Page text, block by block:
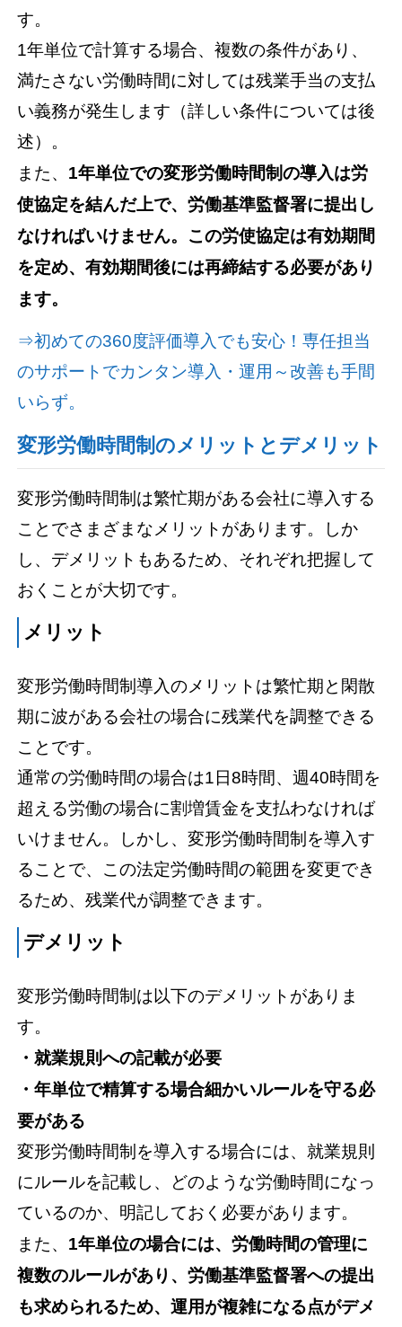
す。
1年単位で計算する場合、複数の条件があり、
満たさない労働時間に対しては残業手当の支払
い義務が発生します（詳しい条件については後
述）。
また、 1年単位での変形労働時間制の導入は労
使協定を結んだ上で、労働基準監督署に提出し
なければいけません。この労使協定は有効期間
を定め、有効期間後には再締結する必要があり
ます。
⇒初めての360度評価導入でも安心！専任担当
のサポートでカンタン導入・運用～改善も手間
いらず。
変形労働時間制のメリットとデメリット
変形労働時間制は繁忙期がある会社に導入する
ことでさまざまなメリットがあります。しか
し、デメリットもあるため、それぞれ把握して
おくことが大切です。
メリット
変形労働時間制導入のメリットは繁忙期と閑散
期に波がある会社の場合に残業代を調整できる
ことです。
通常の労働時間の場合は1日8時間、週40時間を
超える労働の場合に割増賃金を支払わなければ
いけません。しかし、変形労働時間制を導入す
ることで、この法定労働時間の範囲を変更でき
るため、残業代が調整できます。
デメリット
変形労働時間制は以下のデメリットがありま
す。
・就業規則への記載が必要
・年単位で精算する場合細かいルールを守る必
要がある
変形労働時間制を導入する場合には、就業規則
にルールを記載し、どのような労働時間になっ
ているのか、明記しておく必要があります。
また、 1年単位の場合には、労働時間の管理に
複数のルールがあり、労働基準監督署への提出
も求められるため、運用が複雑になる点がデメ